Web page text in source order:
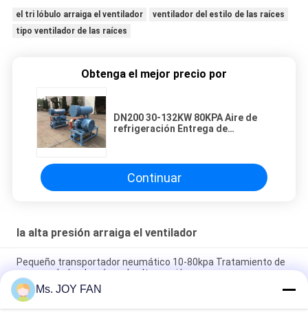
el tri lóbulo arraiga el ventilador
ventilador del estilo de las raíces
tipo ventilador de las raíces
Obtenga el mejor precio por
DN200 30-132KW 80KPA Aire de
refrigeración Entrega de
Continuar
la alta presión arraiga el ventilador
Pequeño transportador neumático 10-80kpa Tratamiento de
agua soplador de raíces de alta presión
DN200 30-132KW 80KPA Aire de refrigeración Entrega de
alimentos especiales Roots estilo soplador rotativo
Ms. JOY FAN